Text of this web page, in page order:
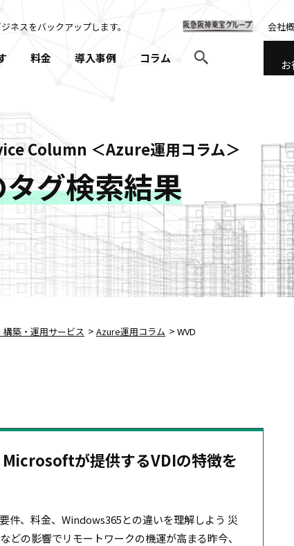
ネスをバックアップします。 会社
料金 導入事例 コラム
Column ＜Azure運用コラム＞
グ検索結果
築・運用サービス > Azure運用コラム > WVD
が提供するVDIの特徴を
件、料金、Windows365との違いを理解しよう 災
どの影響でリモートワークの機運が高まる昨今、